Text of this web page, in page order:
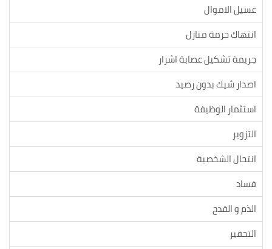
غسيل الاموال
انتهاك حرمة منازل
جريمة تشكيل عصابة اشرار
اصدار شيك بدون رصيد
استثمار الوظيفة
التزوير
انتحال الشخصية
فساد
الذم و القدح
التحقير